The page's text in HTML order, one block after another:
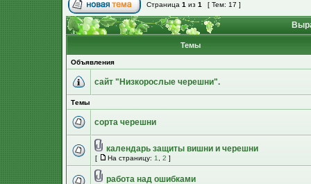
Страница 1 из 1 [ Тем: 17 ]
Темы
Объявления
сайт "Низкорослые черешни".
Темы
сорта черешни
календарь защиты вишни и черешни
[ На страницу: 1 2 ]
работа над ошибками